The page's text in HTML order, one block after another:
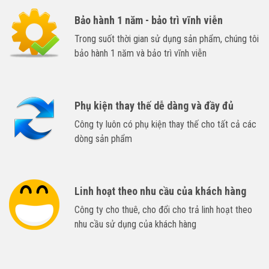
Bảo hành 1 năm - bảo trì vĩnh viễn
Trong suốt thời gian sử dụng sản phẩm, chúng tôi
bảo hành 1 năm và bảo trì vĩnh viễn
Phụ kiện thay thế dễ dàng và đầy đủ
Công ty luôn có phụ kiện thay thế cho tất cả các
dòng sản phẩm
Linh hoạt theo nhu cầu của khách hàng
Công ty cho thuê, cho đổi cho trả linh hoạt theo
nhu cầu sử dụng của khách hàng